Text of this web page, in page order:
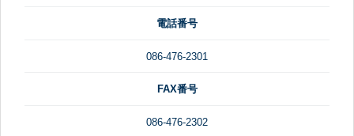
電話番号
086-476-2301
FAX番号
086-476-2302